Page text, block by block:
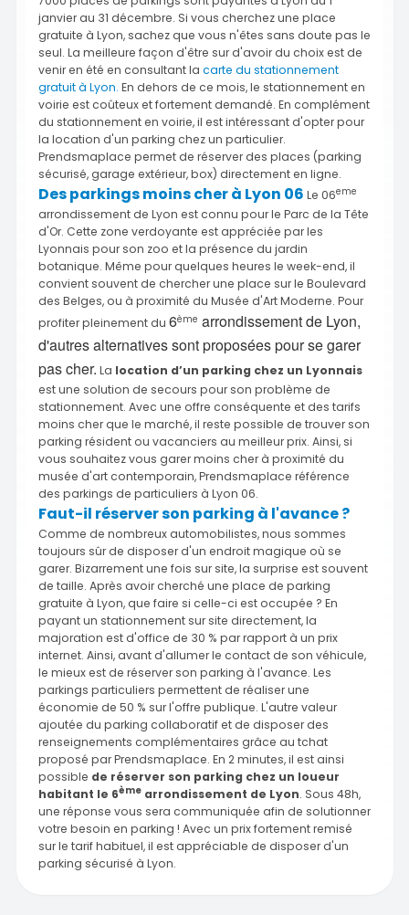
janvier au 31 décembre. Si vous cherchez une place
gratuite à Lyon, sachez que vous n'êtes sans doute pas le
seul. La meilleure façon d'être sur d'avoir du choix est de
venir en été en consultant la carte du stationnement
gratuit à Lyon. En dehors de ce mois, le stationnement en
voirie est coûteux et fortement demandé. En complément
du stationnement en voirie, il est intéressant d'opter pour
la location d'un parking chez un particulier.
Prendsmaplace permet de réserver des places (parking
sécurisé, garage extérieur, box) directement en ligne.
Des parkings moins cher à Lyon 06 Le 06eme
arrondissement de Lyon est connu pour le Parc de la Tête
d'Or. Cette zone verdoyante est appréciée par les
Lyonnais pour son zoo et la présence du jardin
botanique. Même pour quelques heures le week-end, il
convient souvent de chercher une place sur le Boulevard
des Belges, ou à proximité du Musée d'Art Moderne. Pour
profiter pleinement du 6ème arrondissement de Lyon,
d'autres alternatives sont proposées pour se garer
pas cher. La location d’un parking chez un Lyonnais
est une solution de secours pour son problème de
stationnement. Avec une offre conséquente et des tarifs
moins cher que le marché, il reste possible de trouver son
parking résident ou vacanciers au meilleur prix. Ainsi, si
vous souhaitez vous garer moins cher à proximité du
musée d'art contemporain, Prendsmaplace référence
des parkings de particuliers à Lyon 06.
Faut-il réserver son parking à l'avance ?
Comme de nombreux automobilistes, nous sommes
toujours sûr de disposer d'un endroit magique où se
garer. Bizarrement une fois sur site, la surprise est souvent
de taille. Après avoir cherché une place de parking
gratuite à Lyon, que faire si celle-ci est occupée ? En
payant un stationnement sur site directement, la
majoration est d'office de 30 % par rapport à un prix
internet. Ainsi, avant d'allumer le contact de son véhicule,
le mieux est de réserver son parking à l'avance. Les
parkings particuliers permettent de réaliser une
économie de 50 % sur l'offre publique. L'autre valeur
ajoutée du parking collaboratif et de disposer des
renseignements complémentaires grâce au tchat
proposé par Prendsmaplace. En 2 minutes, il est ainsi
possible de réserver son parking chez un loueur
habitant le 6ème arrondissement de Lyon. Sous 48h,
une réponse vous sera communiquée afin de solutionner
votre besoin en parking ! Avec un prix fortement remisé
sur le tarif habituel, il est appréciable de disposer d'un
parking sécurisé à Lyon.